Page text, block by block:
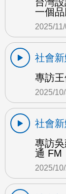
一個
2025/
社會
專訪
2025/
社會
專訪
通 FM
2025/